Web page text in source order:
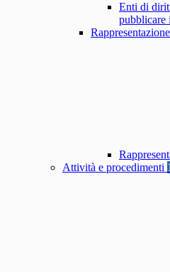
Enti di
pubblicare
Attività e procedimenti